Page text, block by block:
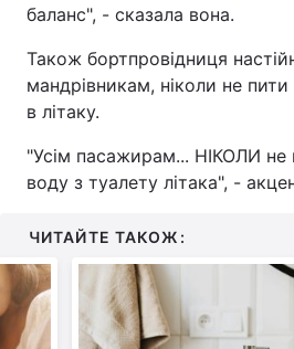
баланс", - сказала вона.
Також бортпровідниця
мандрівникам, ніколи не
в літаку.
"Усім пасажирам... НІКОЛИ не
воду з туалету літака", -
ЧИТАЙТЕ ТАКОЖ: